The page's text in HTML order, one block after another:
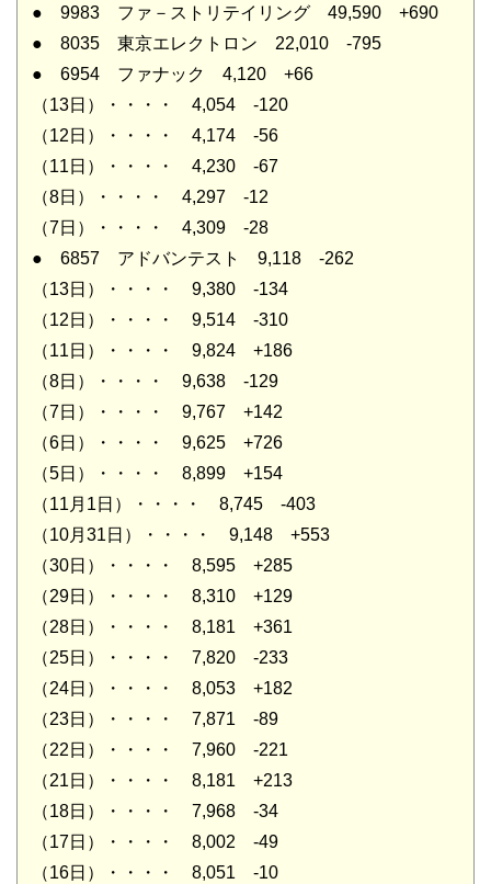
● 9983 ファ－ストリテイリング 49,590 +690
● 8035 東京エレクトロン 22,010 -795
● 6954 ファナック 4,120 +66
（13日）・・・・ 4,054 -120
（12日）・・・・ 4,174 -56
（11日）・・・・ 4,230 -67
（8日）・・・・ 4,297 -12
（7日）・・・・ 4,309 -28
● 6857 アドバンテスト 9,118 -262
（13日）・・・・ 9,380 -134
（12日）・・・・ 9,514 -310
（11日）・・・・ 9,824 +186
（8日）・・・・ 9,638 -129
（7日）・・・・ 9,767 +142
（6日）・・・・ 9,625 +726
（5日）・・・・ 8,899 +154
（11月1日）・・・・ 8,745 -403
（10月31日）・・・・ 9,148 +553
（30日）・・・・ 8,595 +285
（29日）・・・・ 8,310 +129
（28日）・・・・ 8,181 +361
（25日）・・・・ 7,820 -233
（24日）・・・・ 8,053 +182
（23日）・・・・ 7,871 -89
（22日）・・・・ 7,960 -221
（21日）・・・・ 8,181 +213
（18日）・・・・ 7,968 -34
（17日）・・・・ 8,002 -49
（16日）・・・・ 8,051 -10